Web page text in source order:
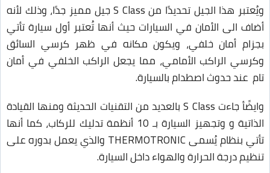
ويُعتبر هذا الجيل تحديدًا من S Class جيل مميز جدًا، وذلك لأنه
أضاف الى الأمان في السيارات حيث أنها تُعتبر أول سيارة تأتي
بجزام أمان خلفي، ويكون مكانه في ظهر كرسي السائق
وكرسي الراكب الأمامي، مما يجعل الراكب الخلفي في أمان
تام عند حدوث اصطدام بالسيارة.
وايضًأ جاءت S Class بالعديد من التقنيات الحديثة ومنها القيادة
الذاتية و وتجهيز السيارة بـ 10 أنظمة تدليك للركاب، كما أنها
تأتي بنظام يُسمى THERMOTRONIC والذي يعمل بدوره على
تنظيم درجة الحرارة والهواء داخل السيارة.